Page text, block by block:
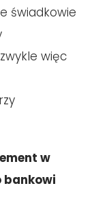
świadkowie
więc
w